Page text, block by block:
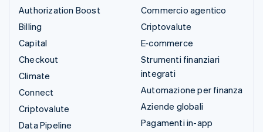
Authorization Boost
Billing
Capital
Checkout
Climate
Connect
Criptovalute
Data Pipeline
Commercio agentico
Criptovalute
E-commerce
Strumenti finanziari
integrati
Automazione per finanza
Aziende globali
Pagamenti in-app